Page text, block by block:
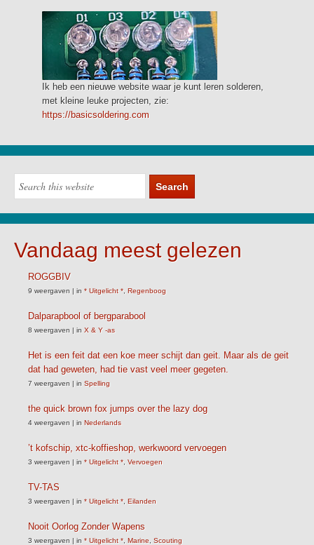
Ik heb een nieuwe website waar je kunt leren solderen,
met kleine leuke projecten, zie:
https://basicsoldering.com
Vandaag meest gelezen
ROGGBIV
9 weergaven | in * Uitgelicht * Regenboog
Dalparapbool of bergparabool
8 weergaven | in X & Y -as
Het is een feit dat een koe meer schijt dan geit. Maar als de geit
dat had geweten, had tie vast veel meer gegeten.
7 weergaven | in Spelling
the quick brown fox jumps over the lazy dog
4 weergaven | in Nederlands
’t kofschip, xtc-koffieshop, werkwoord vervoegen
3 weergaven | in * Uitgelicht * Vervoegen
TV-TAS
3 weergaven | in * Uitgelicht * Eilanden
Nooit Oorlog Zonder Wapens
3 weergaven | in * Uitgelicht * Marine Scouting